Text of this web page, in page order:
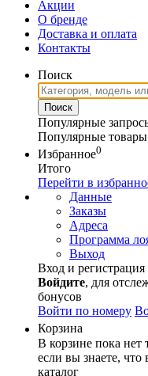
Акции
О бренде
Доставка и оплата
Контакты
Поиск
Популярные
Популярные товары
Избранное0
Итого
Перейти в
Данные
Заказы
Адреса
Программа
Выход
Вход и регистрация
Войдите, для
бонусов
Войти по номеру
Корзина
В корзине пока нет
если вы знаете,
каталог